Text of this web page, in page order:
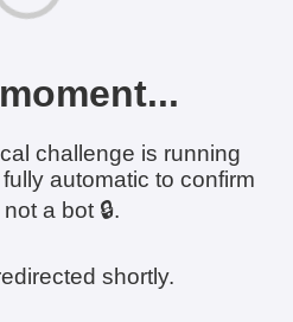
challenge is running
automatic to confirm
a bot 🔒.
shortly.